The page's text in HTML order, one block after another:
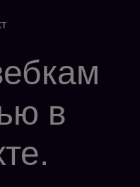
в